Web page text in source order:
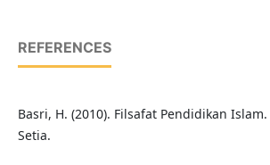
REFERENCES
Basri, H. (2010). Filsafat Pendidikan
Setia.